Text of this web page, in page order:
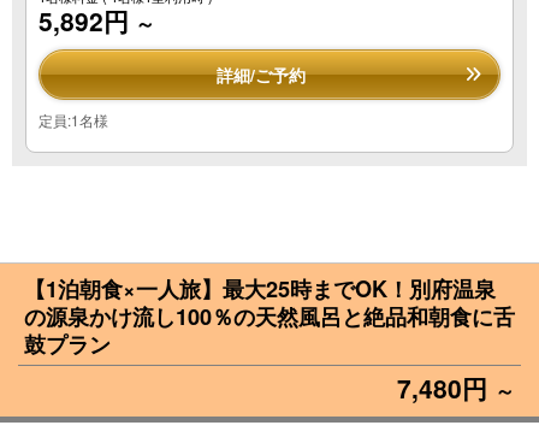
5,892円 ～
詳細/ご予約
定員:1名様
【1泊朝食×一人旅】最大25時までOK！別府温泉
の源泉かけ流し100％の天然風呂と絶品和朝食に舌
鼓プラン
7,480円 ～